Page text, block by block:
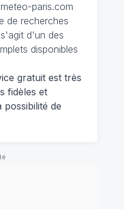
paris.com
de recherches
d'un des
disponibles
gratuit est très
fidèles et
possibilité de